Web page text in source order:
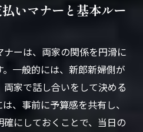
いマナーと基本ルー
ーは、両家の関係を円滑に
一般的には、新郎新婦側が
家で話し合いをして決める
、事前に予算感を共有し、
にしておくことで、当日の